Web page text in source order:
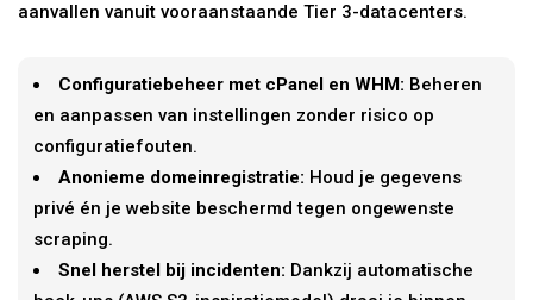
aanvallen vanuit vooraanstaande Tier 3-datacenters.
Configuratiebeheer met cPanel en WHM: Beheren
en aanpassen van instellingen zonder risico op
configuratiefouten.
Anonieme domeinregistratie: Houd je gegevens
privé én je website beschermd tegen ongewenste
scraping.
Snel herstel bij incidenten: Dankzij automatische